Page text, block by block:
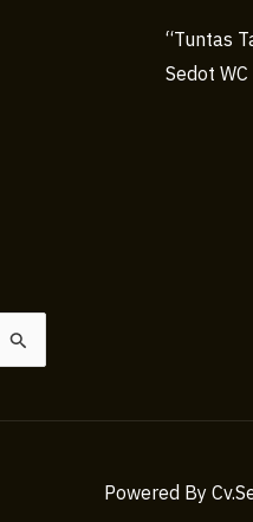
“Tuntas
Sedot
Powered By